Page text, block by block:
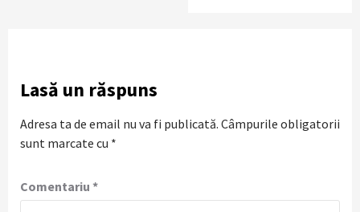
Lasă un răspuns
Adresa ta de email nu va fi publicată. Câmpurile obligatorii
sunt marcate cu *
Comentariu *